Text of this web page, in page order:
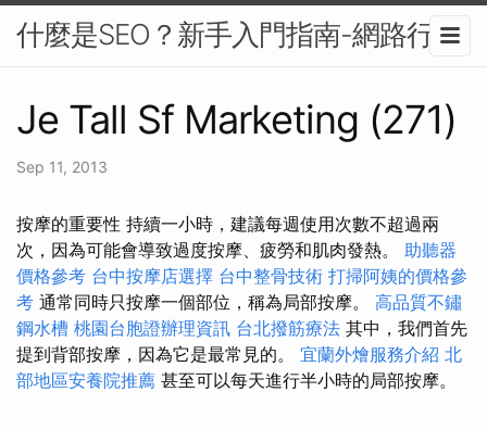
什麼是SEO？新手入門指南-網路行銷
Je Tall Sf Marketing (271)
Sep 11, 2013
按摩的重要性 持續一小時，建議每週使用次數不超過兩
次，因為可能會導致過度按摩、疲勞和肌肉發熱。 助聽器
價格參考 台中按摩店選擇 台中整骨技術 打掃阿姨的價格參
考 通常同時只按摩一個部位，稱為局部按摩。 高品質不鏽
鋼水槽 桃園台胞證辦理資訊 台北撥筋療法 其中，我們首先
提到背部按摩，因為它是最常見的。 宜蘭外燴服務介紹 北
部地區安養院推薦 甚至可以每天進行半小時的局部按摩。